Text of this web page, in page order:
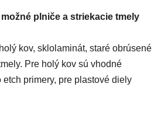
plniče a striekacie tmely
kov, sklolaminát, staré obrúsené
Pre holý kov sú vhodné
primery, pre plastové diely